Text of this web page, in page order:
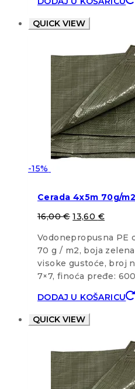
QUICK VIEW
-15%
Cerada 4x5m 70g/m2
16,00€ 13,60 €
Vodonepropusna PE
70 g / m2, boja
visoke gustoće, broj
7×7, finoća pređe:
DODAJ U KOŠARICU
QUICK VIEW